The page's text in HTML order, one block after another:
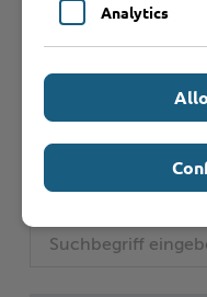
Seite auswählen
Online-
Analytics